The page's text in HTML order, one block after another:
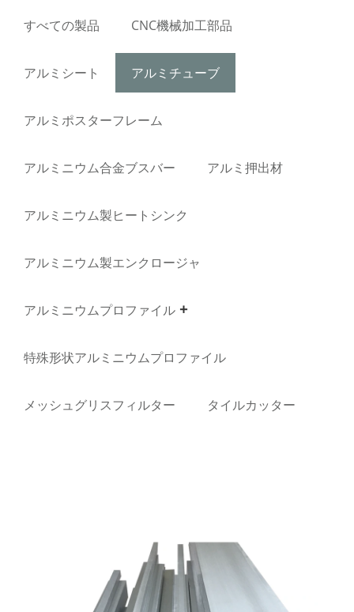
すべての製品 CNC機械加工部品
アルミシート アルミチューブ
アルミポスターフレーム
アルミニウム合金ブスバー アルミ押出材
アルミニウム製ヒートシンク
アルミニウム製エンクロージャ
アルミニウムプロファイル
特殊形状アルミニウムプロファイル
メッシュグリスフィルター タイルカッター